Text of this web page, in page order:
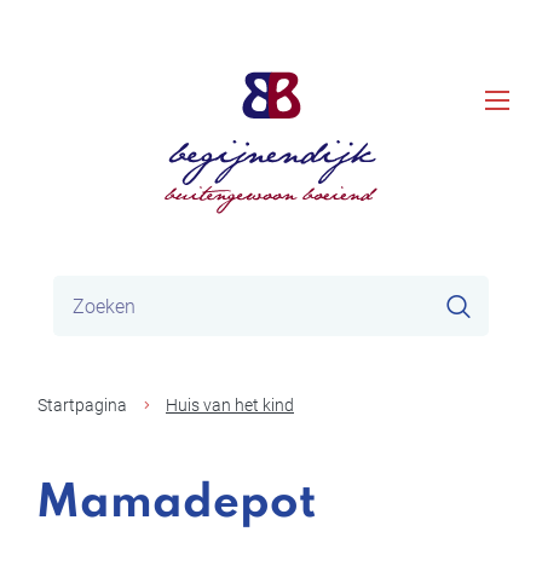
inhoud
Begijnendijk
zoek
Startpagina Huis van het kind
Mamadepot